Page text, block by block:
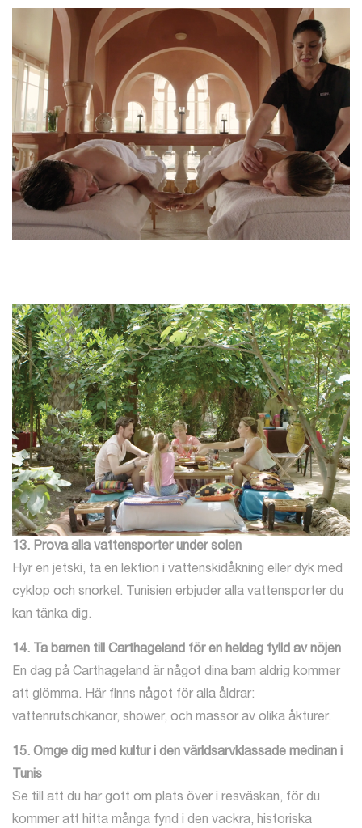
13. Prova alla vattensporter under solen
Hyr en jetski, ta en lektion i vattenskidåkning eller dyk med
cyklop och snorkel. Tunisien erbjuder alla vattensporter du
kan tänka dig.
14. Ta barnen till Carthageland för en heldag fylld av nöjen
En dag på Carthageland är något dina barn aldrig kommer
att glömma. Här finns något för alla åldrar:
vattenrutschkanor, shower, och massor av olika åkturer.
15. Omge dig med kultur i den världsarvklassade medinan i
Tunis
Se till att du har gott om plats över i resväskan, för du
kommer att hitta många fynd i den vackra, historiska